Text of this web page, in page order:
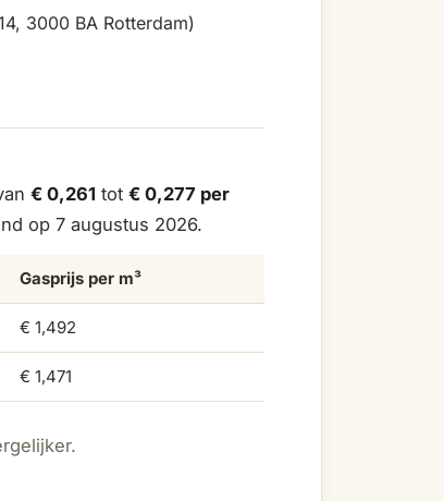
3000 BA Rotterdam)
€ 0,261 tot € 0,277 per
op 7 augustus 2026.
Gasprijs per m³
€ 1,492
€ 1,471